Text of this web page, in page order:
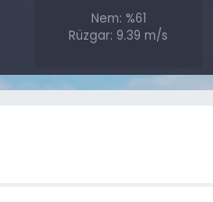
Nem: %61
Rüzgar: 9.39 m/s